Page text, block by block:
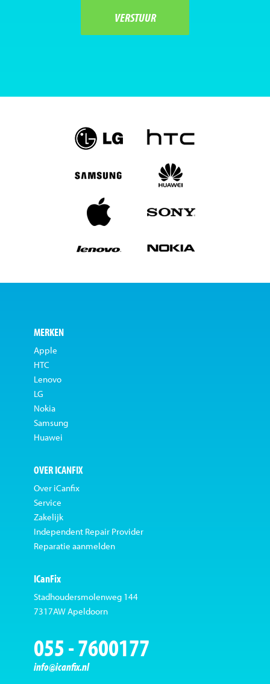
MERKEN
Apple
HTC
Lenovo
LG
Nokia
Samsung
Huawei
OVER ICANFIX
Over iCanfix
Service
Zakelijk
Independent Repair Provider
Reparatie aanmelden
ICanFix
Stadhoudersmolenweg 144
7317AW Apeldoorn
055 - 7600177
info@icanfix.nl